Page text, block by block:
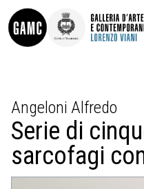
CONTATTI
DIDATTICA
SHOP
LE COLLEZIONI
GLI AUTORI
Angeloni Alfredo
Serie di
sarcofagi